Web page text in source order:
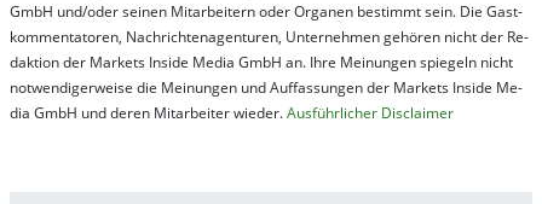
GmbH und/oder sei­nen Mit­ar­bei­tern oder Or­ga­nen be­stim­mt sein. Die Gast­
kom­men­ta­tor­en, Nach­rich­ten­ag­en­tur­en, Un­ter­neh­men ge­hör­en nicht der Re­
dak­tion der Mar­kets In­side Me­dia GmbH an. Ihre Mei­nung­en spie­geln nicht
not­wen­di­ger­wei­se die Mei­nung­en und Auf­fas­sung­en der Mar­kets In­side Me­
dia GmbH und de­ren Mit­ar­bei­ter wie­der.Aus­führ­lich­er Dis­clai­mer